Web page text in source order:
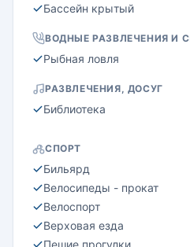
Бассейн крытый
ВОДНЫЕ РАЗВЛЕЧЕНИЯ И
Рыбная ловля
РАЗВЛЕЧЕНИЯ, ДОСУГ
Библиотека
СПОРТ
Бильярд
Велосипеды - прокат
Велоспорт
Верховая езда
Пешие прогулки